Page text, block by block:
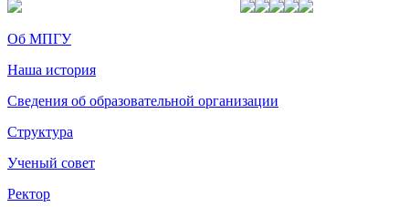
Об МПГУ
Наша история
Сведения об образовательной организации
Структура
Ученый совет
Ректор